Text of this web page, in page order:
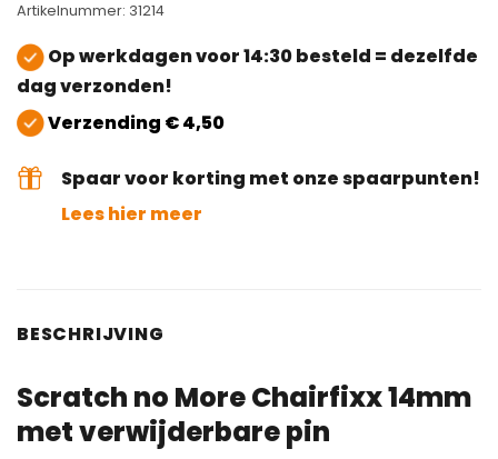
Artikelnummer: 31214
Op werkdagen voor 14:30 besteld = dezelfde
dag verzonden!
Verzending € 4,50
Spaar voor korting met onze spaarpunten!
Lees hier meer
BESCHRIJVING
Scratch no More Chairfixx 14mm
met verwijderbare pin